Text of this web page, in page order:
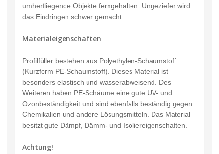
umherfliegende Objekte ferngehalten. Ungeziefer wird
das Eindringen schwer gemacht.
Materialeigenschaften
Profilfüller bestehen aus Polyethylen-Schaumstoff
(Kurzform PE-Schaumstoff). Dieses Material ist
besonders elastisch und wasserabweisend. Des
Weiteren haben PE-Schäume eine gute UV- und
Ozonbeständigkeit und sind ebenfalls beständig gegen
Chemikalien und andere Lösungsmitteln. Das Material
besitzt gute Dämpf, Dämm- und Isoliereigenschaften.
Achtung!